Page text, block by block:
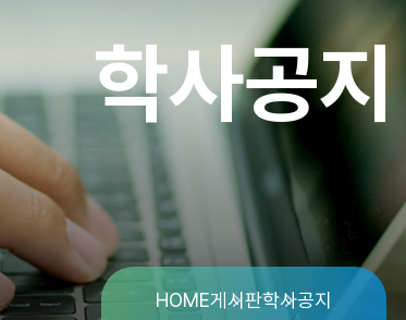
학사공지
HOME게시판학사공지